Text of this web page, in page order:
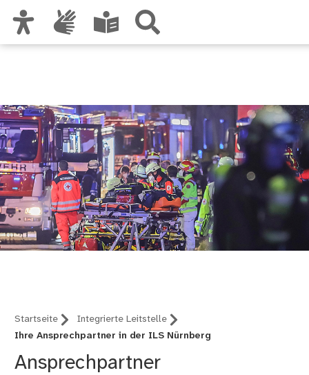
Startseite
Integrierte Leitstelle
Ihre Ansprechpartner in der ILS Nürnberg
Ansprechpartner